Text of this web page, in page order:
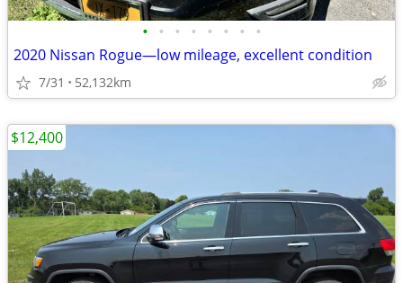
• • • • • • • •
2020 Nissan Rogue—low mileage, excellent condition
7/31 52,132km
$12,400